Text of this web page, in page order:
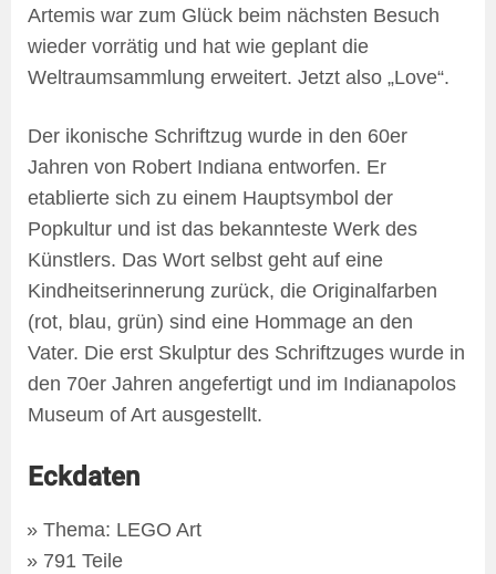
Artemis war zum Glück beim nächsten Besuch
wieder vorrätig und hat wie geplant die
Weltraumsammlung erweitert. Jetzt also „Love“.
Der ikonische Schriftzug wurde in den 60er
Jahren von Robert Indiana entworfen. Er
etablierte sich zu einem Hauptsymbol der
Popkultur und ist das bekannteste Werk des
Künstlers. Das Wort selbst geht auf eine
Kindheitserinnerung zurück, die Originalfarben
(rot, blau, grün) sind eine Hommage an den
Vater. Die erst Skulptur des Schriftzuges wurde in
den 70er Jahren angefertigt und im Indianapolos
Museum of Art ausgestellt.
Eckdaten
Thema: LEGO Art
791 Teile